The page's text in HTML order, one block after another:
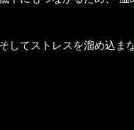
てストレスを溜め込ま